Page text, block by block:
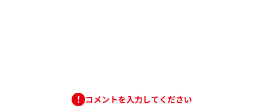
コメントを入力してください